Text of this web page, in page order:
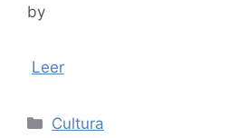
by
Leer
Categories
Cultura